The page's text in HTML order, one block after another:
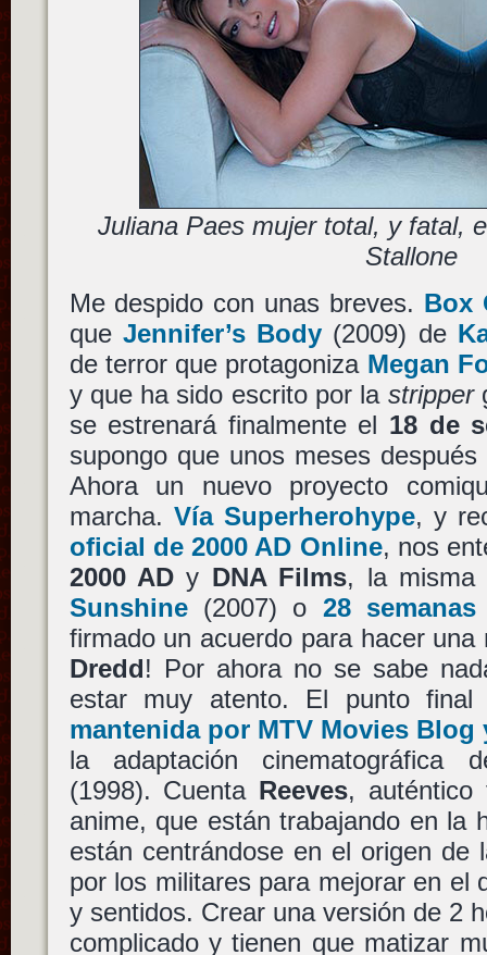
Juliana Paes mujer total, y fatal,
Stallone
Me despido con unas breves. Box
que Jennifer’s Body (2009) de
de terror que protagoniza Megan
y que ha sido escrito por la stripper
se estrenará finalmente el 18 de
supongo que unos meses
Ahora un nuevo proyecto
marcha. Vía Superherohype, y
oficial de 2000 AD Online, nos
2000 ADy DNA Films, la misma
Sunshine(2007) o 28
firmado un acuerdo para hacer
Dredd! Por ahora no se sabe
estar muy atento. El punto
mantenida por MTV Movies Blog
la adaptación cinematográfica
(1998). Cuenta Reeves,
anime, que están trabajando en la
están centrándose en el origen de
por los militares para mejorar en el
y sentidos. Crear una versión de 2
complicado y tienen que matizar